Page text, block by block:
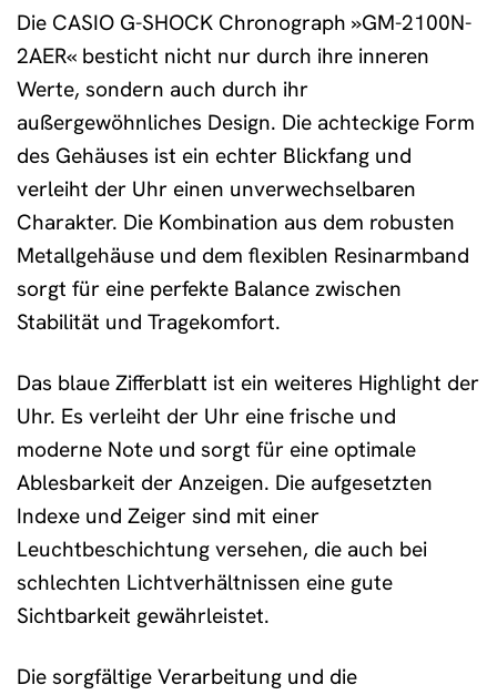
Die CASIO G-SHOCK Chronograph »GM-2100N-
2AER« besticht nicht nur durch ihre inneren
Werte, sondern auch durch ihr
außergewöhnliches Design. Die achteckige Form
des Gehäuses ist ein echter Blickfang und
verleiht der Uhr einen unverwechselbaren
Charakter. Die Kombination aus dem robusten
Metallgehäuse und dem flexiblen Resinarmband
sorgt für eine perfekte Balance zwischen
Stabilität und Tragekomfort.
Das blaue Zifferblatt ist ein weiteres Highlight der
Uhr. Es verleiht der Uhr eine frische und
moderne Note und sorgt für eine optimale
Ablesbarkeit der Anzeigen. Die aufgesetzten
Indexe und Zeiger sind mit einer
Leuchtbeschichtung versehen, die auch bei
schlechten Lichtverhältnissen eine gute
Sichtbarkeit gewährleistet.
Die sorgfältige Verarbeitung und die